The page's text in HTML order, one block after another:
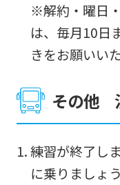
※解約・曜日
は、毎月10日
きをお願いい
その他
練習が終了し
に乗りましょう